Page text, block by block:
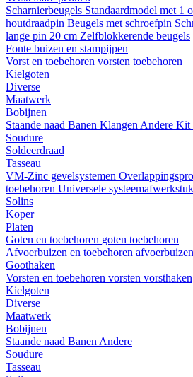
Scharnierbeugels Standaardmodel met 1
houtdraadpin Beugels met schroefpin
lange pin 20 cm Zelfblokkerende beugels
Fonte buizen en stampijpen
Vorst en toebehoren vorsten toebehoren
Kielgoten
Diverse
Maatwerk
Bobijnen
Staande naad Banen Klangen Andere Kit
Soudure
Soldeerdraad
Tasseau
VM-Zinc gevelsystemen
toebehoren Universele
Solins
Koper
Platen
Goten en toebehoren goten toebehoren
Afvoerbuizen en toebehoren afvoerbuizen
Goothaken
Vorsten en toebehoren vorsten vorsthaken
Kielgoten
Diverse
Maatwerk
Bobijnen
Staande naad Banen Andere
Soudure
Tasseau